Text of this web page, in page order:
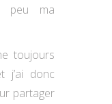
peu ma
toujours
j’ai donc
partager